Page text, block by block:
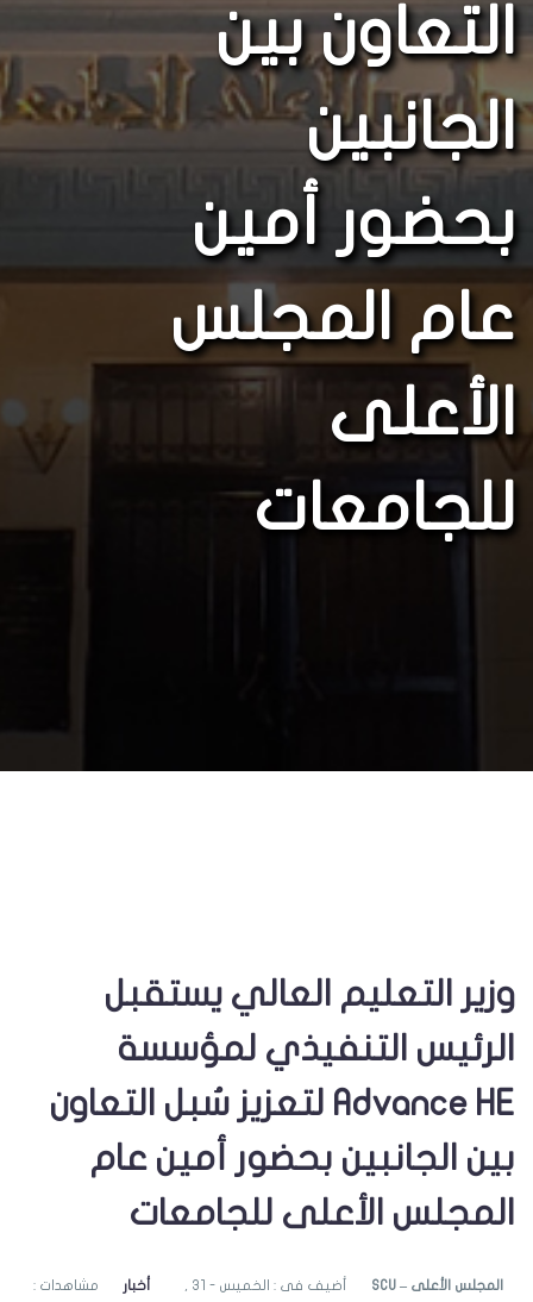
التعاون بين
الجانبين
بحضور أمين
عام المجلس
الأعلى
للجامعات
وزير التعليم العالي يستقبل
الرئيس التنفيذي لمؤسسة
Advance HE لتعزيز سُبل التعاون
بين الجانبين بحضور أمين عام
المجلس الأعلى للجامعات
SCU – المجلس الأعلى أخبار مشاهدات :